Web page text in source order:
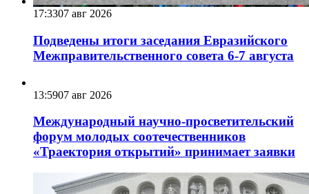
17:3307 авг 2026
Подведены итоги заседания Евразийского
Межправительственного совета 6-7 августа
13:5907 авг 2026
Международный научно-просветительский
форум молодых соотечественников
«Траектория открытий» принимает заявки